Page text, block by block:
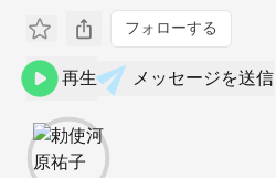
フォローする
再生 メッセージを送信